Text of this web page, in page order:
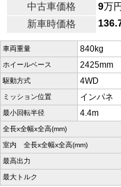
中古車価格
9万
新車時価格
車両重量 840kg
ホイールベース 2425mm
駆動方式 4WD
ミッション位置 インパネ
最小回転半径 4.4m
全長x全幅x全高(mm)
室内 全長x全幅x全高(mm)
最高出力
最大トルク